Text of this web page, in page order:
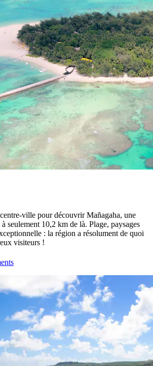
ville pour découvrir Mañagaha, une
seulement 10,2 km de là. Plage, paysages
: la région a résolument de quoi
visiteurs !